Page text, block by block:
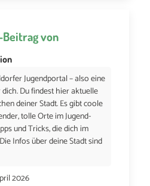
von
Jugendportal – also eine
Du findest hier aktuelle
deiner Stadt. Es gibt coole
tolle Orte im Jugend-
und Tricks, die dich im
Infos über deine Stadt sind
2026